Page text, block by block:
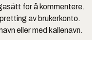
for å kommentere.
av brukerkonto.
eller med kallenavn.